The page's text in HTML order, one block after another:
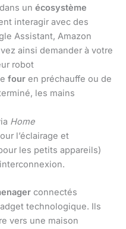
un écosystème
interagir avec des
Assistant, Amazon
ainsi demander à votre
robot
four en préchauffe ou de
les mains
Home
l’éclairage et
les petits appareils)
connectés
technologique. Ils
vers une maison